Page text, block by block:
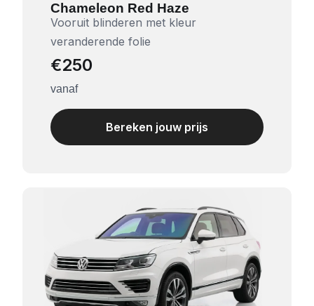
Chameleon Red Haze
Vooruit blinderen met kleur
veranderende folie
€250
vanaf
Bereken jouw prijs